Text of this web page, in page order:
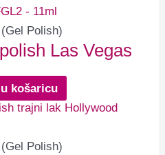
Polish)
Las Vegas
košaricu
Polish)